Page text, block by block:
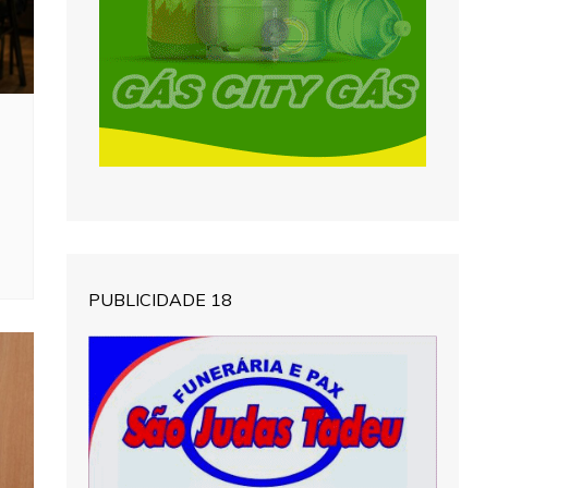
PUBLICIDADE 18